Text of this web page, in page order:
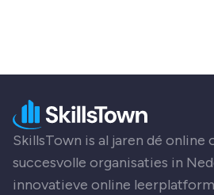
SkillsTown is al jaren dé online
succesvolle organisaties in
innovatieve online